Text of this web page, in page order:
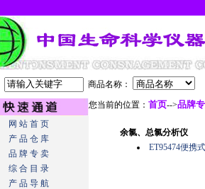
商品名称：
网 站 首 页
产 品 仓 库
品 牌 专 卖
综 合 目 录
产 品 导 航
您当前的位置： 首页-->品牌
余氯、总氯分析仪
ET95474便携